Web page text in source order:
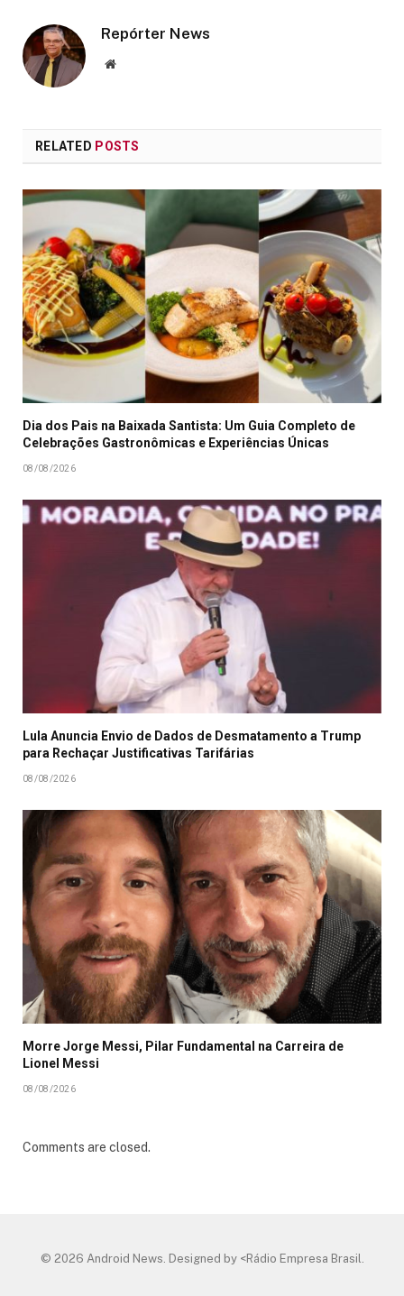
Repórter News
Website
RELATED POSTS
Dia dos Pais na Baixada Santista: Um Guia Completo de
Celebrações Gastronômicas e Experiências Únicas
08/08/2026
Lula Anuncia Envio de Dados de Desmatamento a Trump
para Rechaçar Justificativas Tarifárias
08/08/2026
Morre Jorge Messi, Pilar Fundamental na Carreira de
Lionel Messi
08/08/2026
Comments are closed.
© 2026 Android News. Designed by <Rádio Empresa Brasil.